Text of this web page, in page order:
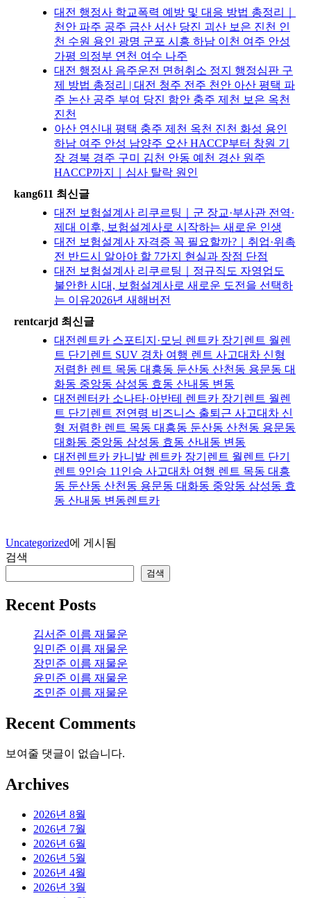
대전 행정사 학교폭력 예방 및 대응 방법 총정리｜
천안 파주 공주 금산 서산 당진 괴산 보은 진천 인
천 수원 용인 광명 군포 시흥 하남 이천 여주 안성
가평 의정부 연천 여수 나주
대전 행정사 음주운전 면허취소 정지 행정심판 구
제 방법 총정리 | 대전 청주 전주 천안 아산 평택 파
주 논산 공주 부여 당진 함안 충주 제천 보은 옥천
진천
아산 연신내 평택 충주 제천 옥천 진천 화성 용인
하남 여주 안성 남양주 오산 HACCP부터 창원 기
장 경북 경주 구미 김천 안동 예천 경산 원주
HACCP까지｜심사 탈락 원인
kang611 최신글
대전 보험설계사 리쿠르팅｜군 장교·부사관 전역·
제대 이후, 보험설계사로 시작하는 새로운 인생
대전 보험설계사 자격증 꼭 필요할까?｜취업·위촉
전 반드시 알아야 할 7가지 현실과 장점 단점
대전 보험설계사 리쿠르팅｜정규직도 자영업도
불안한 시대, 보험설계사로 새로운 도전을 선택하
는 이유2026년 새해버전
rentcarjd 최신글
대전렌트카 스포티지·모닝 렌트카 장기렌트 월렌
트 단기렌트 SUV 경차 여행 렌트 사고대차 신형
저렴한 렌트 목동 대흥동 둔산동 산천동 용문동 대
화동 중앙동 삼성동 효동 산내동 변동
대전렌터카 소나타·아반테 렌트카 장기렌트 월렌
트 단기렌트 전연령 비즈니스 출퇴근 사고대차 신
형 저렴한 렌트 목동 대흥동 둔산동 산천동 용문동
대화동 중앙동 삼성동 효동 산내동 변동
대전렌트카 카니발 렌트카 장기렌트 월렌트 단기
렌트 9인승 11인승 사고대차 여행 렌트 목동 대흥
동 둔산동 산천동 용문동 대화동 중앙동 삼성동 효
동 산내동 변동렌트카
Uncategorized에 게시됨
검색
검색
Recent Posts
김서준 이름 재물운
임민준 이름 재물운
장민준 이름 재물운
윤민준 이름 재물운
조민준 이름 재물운
Recent Comments
보여줄 댓글이 없습니다.
Archives
2026년 8월
2026년 7월
2026년 6월
2026년 5월
2026년 4월
2026년 3월